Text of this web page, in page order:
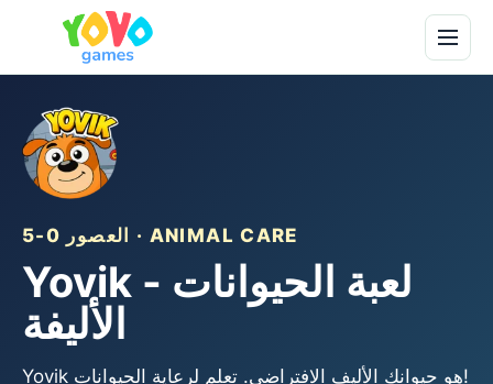
العصور 0-5 · ANIMAL CARE
Yovik - لعبة الحيوانات
الأليفة
Yovik هو حيوانك الأليف الافتراضي. تعلم لرعاية الحيوانات!